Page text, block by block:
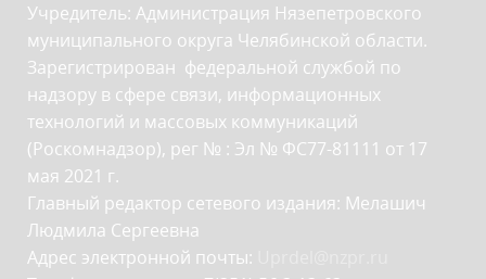
Учредитель: Администрация Нязепетровского
муниципального округа Челябинской области.
Зарегистрирован федеральной службой по
надзору в сфере связи, информационных
технологий и массовых коммуникаций
(Роскомнадзор), рег № : Эл № ФС77-81111 от 17
мая 2021 г.
Главный редактор сетевого издания: Мелашич
Людмила Сергеевна
Адрес электронной почты: